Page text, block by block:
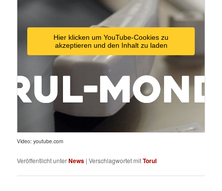
Hier klicken um YouTube-Cookies zu
akzeptieren und den Inhalt zu laden
Video: youtube.com
Veröffentlicht unterNews |Verschlagwortet mitTorul